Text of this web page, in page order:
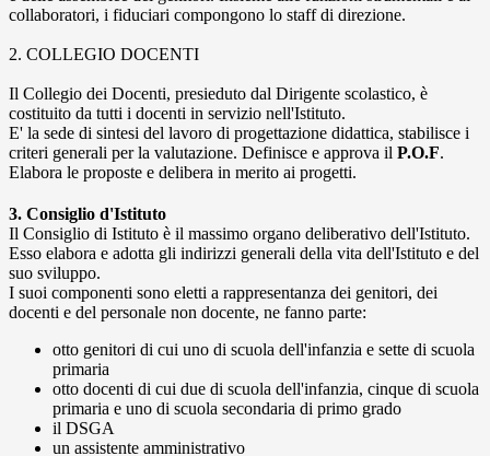
collaboratori, i fiduciari compongono lo staff di direzione.
2. COLLEGIO DOCENTI
Il Collegio dei Docenti, presieduto dal Dirigente scolastico, è
costituito da tutti i docenti in servizio nell'Istituto.
E' la sede di sintesi del lavoro di progettazione didattica, stabilisce i
criteri generali per la valutazione. Definisce e approva il P.O.F.
Elabora le proposte e delibera in merito ai progetti.
3. Consiglio d'Istituto
Il Consiglio di Istituto è il massimo organo deliberativo dell'Istituto.
Esso elabora e adotta gli indirizzi generali della vita dell'Istituto e del
suo sviluppo.
I suoi componenti sono eletti a rappresentanza dei genitori, dei
docenti e del personale non docente, ne fanno parte:
otto genitori di cui uno di scuola dell'infanzia e sette di scuola
primaria
otto docenti di cui due di scuola dell'infanzia, cinque di scuola
primaria e uno di scuola secondaria di primo grado
il DSGA
un assistente amministrativo